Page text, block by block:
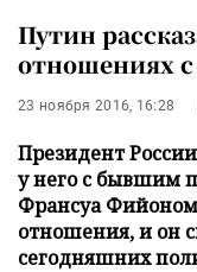
Путин
отношениях
23 ноября 2016, 16:28
Президент
у него с бывшим
Франсуа
отношения, и он
сегодняшних